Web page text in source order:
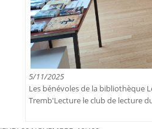
5/11/2025
Les bénévoles de la bibliothèque
Tremb'Lecture le club de lecture